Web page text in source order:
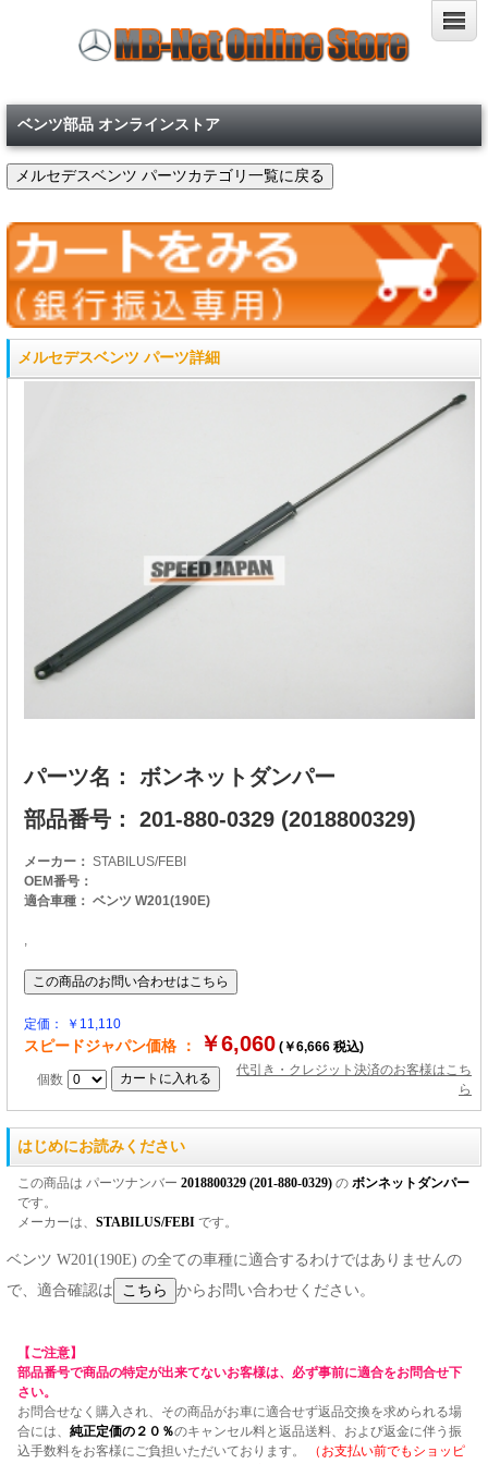
ベンツ部品 オンラインストア
メルセデスベンツ パーツ詳細
パーツ名： ボンネットダンパー
部品番号： 201-880-0329 (2018800329)
メーカー： STABILUS/FEBI
OEM番号：
適合車種： ベンツ W201(190E)
,
定価： ￥11,110
スピードジャパン価格 ： ￥6,060 (￥6,666 税込)
個数
代引き・クレジット決済のお客様はこち
ら
はじめにお読みください
この商品は パーツナンバー 2018800329 (201-880-0329) の ボンネットダンパー
です。
メーカーは、 STABILUS/FEBI です。
ベンツ W201(190E) の全ての車種に適合するわけではありませんの
で、適合確認は
からお問い合わせください。
【ご注意】
部品番号で商品の特定が出来てないお客様は、必ず事前に適合をお問合せ下
さい。
お問合せなく購入され、その商品がお車に適合せず返品交換を求められる場
合には、 純正定価の２０％のキャンセル料と返品送料、および返金に伴う振
込手数料をお客様にご負担いただいております。
（お支払い前でもショッピ